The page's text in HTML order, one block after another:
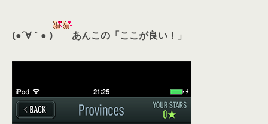
(●´∀｀● ) あんこの「ここが良い！」